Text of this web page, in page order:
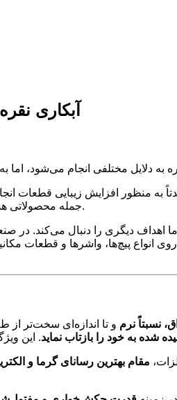
آبکاری
به دلایل مختلفی انجام می‌شود،
به منظور افزایش زیبایی قطعات
جمله محصولاتی هستند که با لایه نازکی از نقره پوشش داده می‌شوند تا درخشش و جلوه خاصی پیدا کنند.
اما اهداف دیگری را دنبال می‌کند. در
انواع پیچ‌ها، واشرها و قطعات
نسبتاً نرم و تا اندازه‌ای سخت‌تر از
مقام بهترین رسانای گرما و